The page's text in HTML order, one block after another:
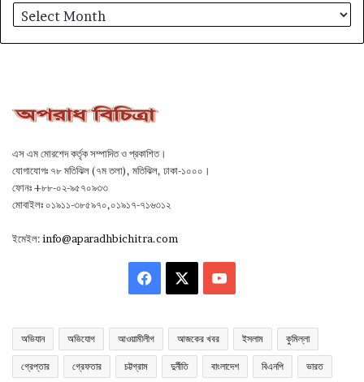
আর্কাইভ
এস এম মোরশেদ কর্তৃক সম্পাদিত ও প্রকাশিত।
যোগাযোগঃ ৭৮ মতিঝিল (৭ম তলা), মতিঝিল, ঢাকা-১০০০।
ফোনঃ +৮৮-০২-৯৫৭০৯৩৩
মোবাইলঃ ০১৯১১-৩৮৫৯৭০,০১৯১৭-৭১৬৩১২
ইমেইল:info@aparadhbichitra.com
Facebook YouTube
অভিযান অভিযোগ আওয়ামীলীগ আজকের খবর ইসলাম কুমিল্লা
গ্রেপ্তার গ্রেফতার চট্টগ্রাম দুর্নীতি বাংলাদেশ বিএনপি ভারত